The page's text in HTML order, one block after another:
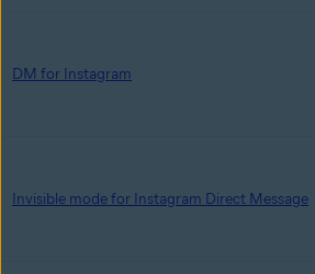
DM for Instagram
Invisible mode for Instagram Direct Message